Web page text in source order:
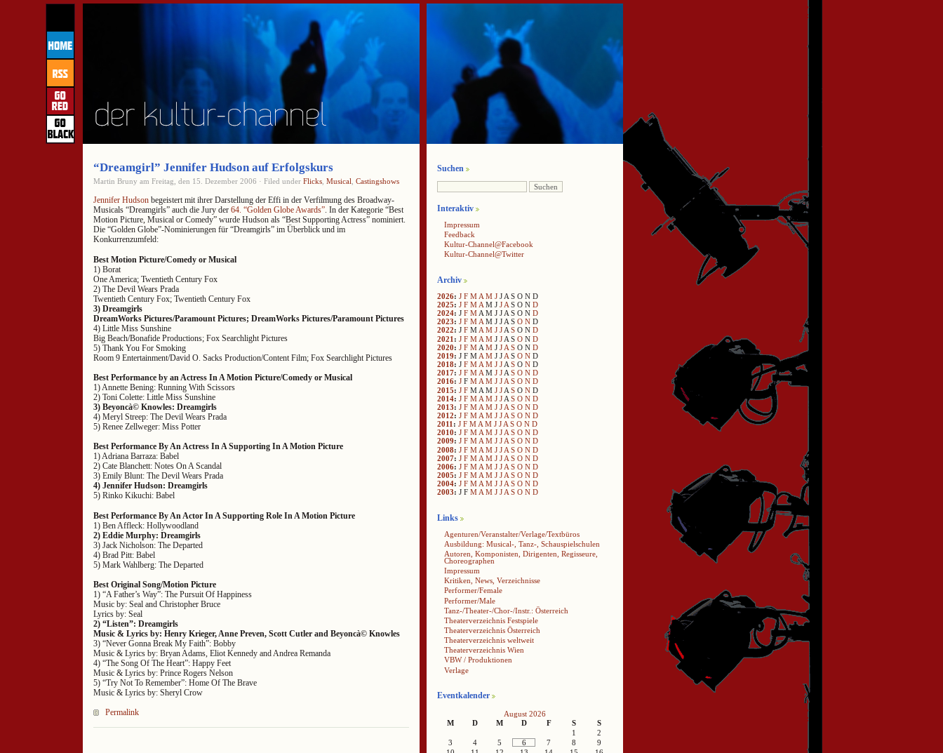
“Dreamgirl” Jennifer Hudson auf Erfolgskurs
Martin Bruny am Freitag, den 15. Dezember 2006 · Filed under Flicks Musical Castingshows
Jennifer Hudson begeistert mit ihrer Darstellung der Effi in der Verfilmung des Broadway-
Musicals “Dreamgirls” auch die Jury der 64. “Golden Globe Awards”. In der Kategorie “Best
Motion Picture, Musical or Comedy” wurde Hudson als “Best Supporting Actress” nominiert.
Die “Golden Globe”-Nominierungen für “Dreamgirls” im Überblick und im
Konkurrenzumfeld:
Best Motion Picture/Comedy or Musical
1) Borat
One America; Twentieth Century Fox
2) The Devil Wears Prada
Twentieth Century Fox; Twentieth Century Fox
3) Dreamgirls
DreamWorks Pictures/Paramount Pictures; DreamWorks Pictures/Paramount Pictures
4) Little Miss Sunshine
Big Beach/Bonafide Productions; Fox Searchlight Pictures
5) Thank You For Smoking
Room 9 Entertainment/David O. Sacks Production/Content Film; Fox Searchlight Pictures
Best Performance by an Actress In A Motion Picture/Comedy or Musical
1) Annette Bening: Running With Scissors
2) Toni Colette: Little Miss Sunshine
3) Beyoncà© Knowles: Dreamgirls
4) Meryl Streep: The Devil Wears Prada
5) Renee Zellweger: Miss Potter
Best Performance By An Actress In A Supporting In A Motion Picture
1) Adriana Barraza: Babel
2) Cate Blanchett: Notes On A Scandal
3) Emily Blunt: The Devil Wears Prada
4) Jennifer Hudson: Dreamgirls
5) Rinko Kikuchi: Babel
Best Performance By An Actor In A Supporting Role In A Motion Picture
1) Ben Affleck: Hollywoodland
2) Eddie Murphy: Dreamgirls
3) Jack Nicholson: The Departed
4) Brad Pitt: Babel
5) Mark Wahlberg: The Departed
Best Original Song/Motion Picture
1) “A Father’s Way”: The Pursuit Of Happiness
Music by: Seal and Christopher Bruce
Lyrics by: Seal
2) “Listen”: Dreamgirls
Music & Lyrics by: Henry Krieger, Anne Preven, Scott Cutler and Beyoncà© Knowles
3) “Never Gonna Break My Faith”: Bobby
Music & Lyrics by: Bryan Adams, Eliot Kennedy and Andrea Remanda
4) “The Song Of The Heart”: Happy Feet
Music & Lyrics by: Prince Rogers Nelson
5) “Try Not To Remember”: Home Of The Brave
Music & Lyrics by: Sheryl Crow
Permalink
Suchen
Interaktiv
Impressum
Feedback
Kultur-Channel@Facebook
Kultur-Channel@Twitter
Archiv
2026: J F M A M J J A S O N D
2025: J F M A M J J A S O N D
2024: J F M A M J J A S O N D
2023: J F M A M J J A S O N D
2022: J F MA M J JA S O N D
2021 : J F M A M J J A S O N D
2020: J F M A M J J A S O N D
2019: J F M A M J J A S O N D
2018: J F M A M J J A S O N D
2017: J F M A M J J A S O N D
2016: J F M A M J J A S O N D
2015: J F M A M J J A S O N D
2014: J F M A M J J A S O N D
2013: J F M A M J J A S O N D
2012: J F M A M J J A S O N D
2011 : J F M A M J J A S O N D
2010: J F M A M J J A S O N D
2009: J F MA M J JA S O N D
2008: J F M A M J J A S O N D
2007: J F M A M J J A S O N D
2006: J F M A M J J A S O N D
2005: J F M A M J J A S O N D
2004: J F M A M J J A S O N D
2003: J F M A M J J A S O N D
Links
Agenturen/Veranstalter/Verlage/Textbüros
Ausbildung: Musical-, Tanz-, Schauspielschulen
Autoren, Komponisten, Dirigenten, Regisseure,
Choreographen
Impressum
Kritiken, News, Verzeichnisse
Performer/Female
Performer/Male
Tanz-/Theater-/Chor-/Instr.: Österreich
Theaterverzeichnis Festspiele
Theaterverzeichnis Österreich
Theaterverzeichnis weltweit
Theaterverzeichnis Wien
VBW / Produktionen
Verlage
Eventkalender
August 2026
M
D M D F S
S
1
2
3
4 5 6 7 8
9